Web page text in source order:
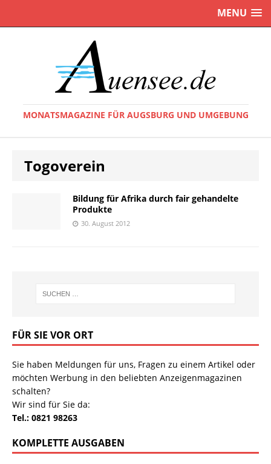
MENU
MONATSMAGAZINE FÜR AUGSBURG UND UMGEBUNG
Togoverein
Bildung für Afrika durch fair gehandelte
Produkte
30. August 2012
FÜR SIE VOR ORT
Sie haben Meldungen für uns, Fragen zu einem Artikel oder
möchten Werbung in den beliebten Anzeigenmagazinen
schalten?
Wir sind für Sie da:
Tel.: 0821 98263
KOMPLETTE AUSGABEN